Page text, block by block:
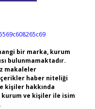
bir marka, kurum
bulunmamaktadır.
makaleler
haber niteliği
kişiler hakkında
kurum ve kişiler ile isim